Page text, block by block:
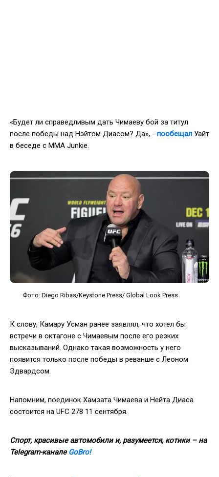
«Будет ли справедливым дать Чимаеву бой за титул
после победы над Нэйтом Диасом? Да», - пообещал Уайт
в беседе с MMA Junkie.
Фото: Diego Ribas/Keystone Press/ Global Look Рress
К слову, Камару Усман ранее заявлял, что хотел бы
встречи в октагоне с Чимаевым после его резких
высказываний. Однако такая возможность у него
появится только после победы в реванше с Леоном
Эдвардсом.
Напомним, поединок Хамзата Чимаева и Нейта Диаса
состоится на UFC 278 11 сентября.
Спорт, красивые автомобили и, разумеется, котики – на
Telegram-канале GoBro!